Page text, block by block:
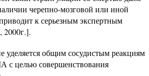
черепно-мозговой или иной
к серьезным экспертным
2000г.].
уделяется общим сосудистым реакциям
с целью совершенствования